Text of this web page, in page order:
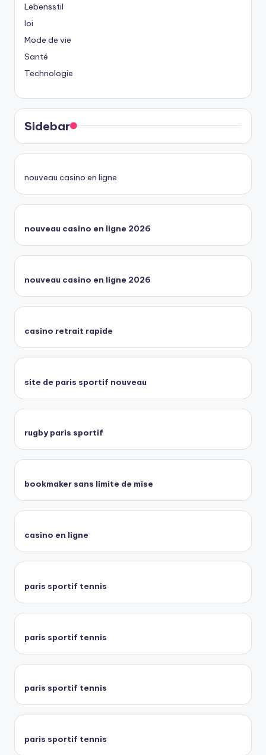
Lebensstil
loi
Mode de vie
Santé
Technologie
Sidebar
nouveau casino en ligne
nouveau casino en ligne 2026
nouveau casino en ligne 2026
casino retrait rapide
site de paris sportif nouveau
rugby paris sportif
bookmaker sans limite de mise
casino en ligne
paris sportif tennis
paris sportif tennis
paris sportif tennis
paris sportif tennis